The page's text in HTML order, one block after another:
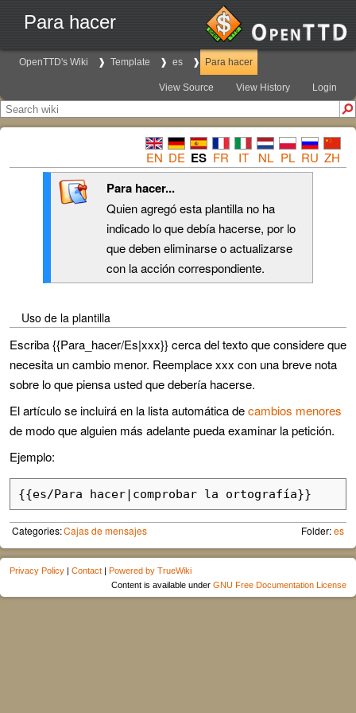
Para hacer
OpenTTD's Wiki Template es Para hacer
View Source View History Login
EN DE ES FR IT NL PL RU ZH
Para hacer...
Quien agregó esta plantilla no ha
indicado lo que debía hacerse, por lo
que deben eliminarse o actualizarse
con la acción correspondiente.
Uso de la plantilla
Escriba {{Para_hacer/Es|xxx}} cerca del texto que considere que
necesita un cambio menor. Reemplace xxx con una breve nota
sobre lo que piensa usted que debería hacerse.
El artículo se incluirá en la lista automática decambios menores
de modo que alguien más adelante pueda examinar la petición.
Ejemplo:
{{es/Para hacer|comprobar la ortografía}}
Categories:Cajas de mensajes Folder:es
Privacy Policy | Contact | Powered by TrueWiki
Content is available under GNU Free Documentation License